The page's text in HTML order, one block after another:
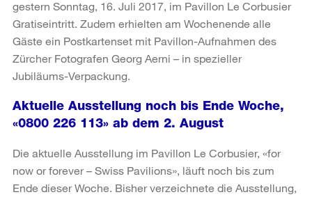
gestern Sonntag, 16. Juli 2017, im Pavillon Le Corbusier
Gratiseintritt. Zudem erhielten am Wochenende alle
Gäste ein Postkartenset mit Pavillon-Aufnahmen des
Zürcher Fotografen Georg Aerni – in spezieller
Jubiläums-Verpackung.
Aktuelle Ausstellung noch bis Ende Woche,
«0800 226 113» ab dem 2. August
Die aktuelle Ausstellung im Pavillon Le Corbusier, «for
now or forever – Swiss Pavilions», läuft noch bis zum
Ende dieser Woche. Bisher verzeichnete die Ausstellung,